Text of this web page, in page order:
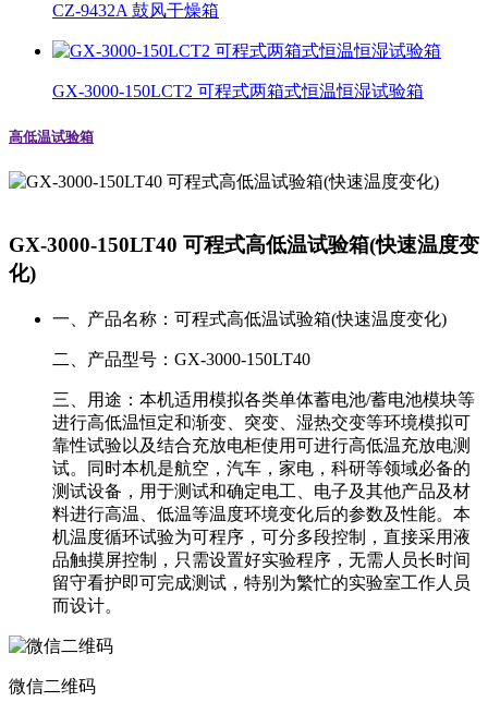
CZ-9432A 鼓风干燥箱
GX-3000-150LCT2 可程式两箱式恒温恒湿试验箱
高低温试验箱
GX-3000-150LT40 可程式高低温试验箱(快速温度变
化)
一、产品名称： 可程式高低温试验箱(快速温度变化)
二、产品型号： GX-3000-150LT40
三、用途： 本机适用模拟各类单体蓄电池/蓄电池模块等
进行高低温恒定和渐变、突变、湿热交变等环境模拟可
靠性试验以及结合充放电柜使用可进行高低温充放电测
试。同时本机是航空，汽车，家电，科研等领域必备的
测试设备，用于测试和确定电工、电子及其他产品及材
料进行高温、低温等温度环境变化后的参数及性能。本
机温度循环试验为可程序，可分多段控制，直接采用液
品触摸屏控制，只需设置好实验程序，无需人员长时间
留守看护即可完成测试，特别为繁忙的实验室工作人员
而设计。
微信二维码